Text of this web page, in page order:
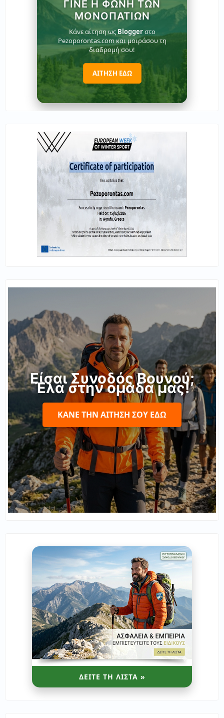
ΓΊΝΕ Η ΦΩΝΉ ΤΩΝ
ΜΟΝΟΠΑΤΙΏΝ
Κάνε αίτηση ως Bloggerστο
Pezoporontas.com και μοιράσου τη
διαδρομή σου!
ΑΙΤΗΣΗ ΕΔΩ
Είσαι Συνοδός Βουνού;
Έλα στην ομάδα μας!
ΚΆΝΕ ΤΗΝ ΑΊΤΗΣΉ ΣΟΥ ΕΔΏ
ΔΕΙΤΕ ΤΗ ΛΙΣΤΑ »